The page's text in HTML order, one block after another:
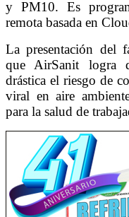
y PM10. Es
remota basada en
La presentación del
que AirSanit logra
drástica el riesgo de
viral en aire
para la salud de